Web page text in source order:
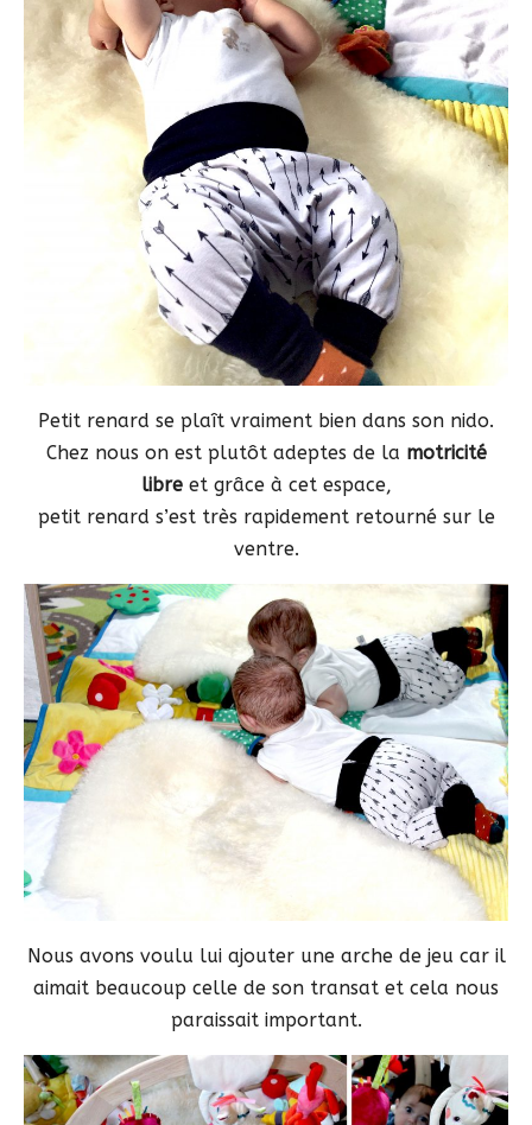
Petit renard se plaît vraiment bien dans son nido.
Chez nous on est plutôt adeptes de la motricité
libre et grâce à cet espace,
petit renard s’est très rapidement retourné sur le
ventre.
Nous avons voulu lui ajouter une arche de jeu car il
aimait beaucoup celle de son transat et cela nous
paraissait important.